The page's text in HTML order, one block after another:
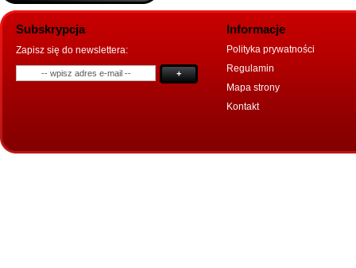
Informacje
Subskrypcja
Zapisz się do newslettera:
+
Polityka prywatności
Regulamin
Mapa strony
Kontakt